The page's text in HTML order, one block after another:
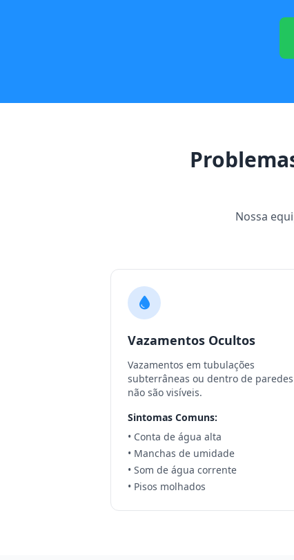
Nossa
Vazamentos Ocultos
Vazamentos em tubulações
subterrâneas ou dentro de
não são visíveis.
Sintomas Comuns:
• Conta de água alta
• Manchas de umidade
• Som de água corrente
• Pisos molhados